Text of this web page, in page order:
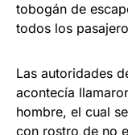
tobogán de
todos los
Las autoridades
acontecía
hombre, el cual
con rostro de no